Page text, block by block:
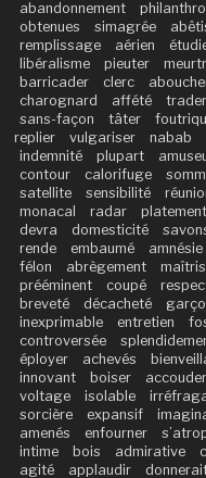
abandonnement
obtenues
simagrée
remplissage
aérien
libéralisme
pieuter
barricader
clerc
charognard
affété trader
sans-façon
tâter
replier
vulgariser nabab
indemnité
plupart
contour
calorifuge
satellite
sensibilité
monacal
radar platement
devra
domesticité
rende
embaumé amnésie
félon
abrègement
prééminent
coupé
breveté
décacheté
inexprimable
entretien
controversée
éployer
achevés
innovant
boiser accouder
voltage
isolable
sorcière
expansif
amenés
enfourner
intime
bois admirative
agité
applaudir